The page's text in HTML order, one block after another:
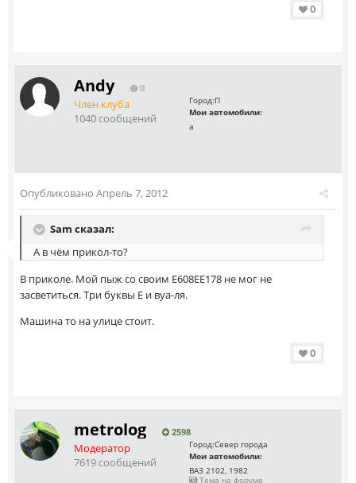
0
Andy 0
Член клуба
1040 сообщений
Город:П
Мои автомобили:
а
Опубликовано Апрель 7, 2012
Sam сказал:
А в чём прикол-то?
В приколе. Мой пыж со своим Е608ЕЕ178 не мог не
засветиться. Три буквы Е и вуа-ля.
Машина то на улице стоит.
0
metrolog 2598
Модератор
7619 сообщений
Город:Север города
Мои автомобили:
ВАЗ 2102, 1982
Тема на форуме